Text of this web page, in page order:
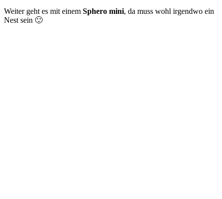
Weiter geht es mit einem Sphero mini, da muss wohl irgendwo ein
Nest sein 🙂